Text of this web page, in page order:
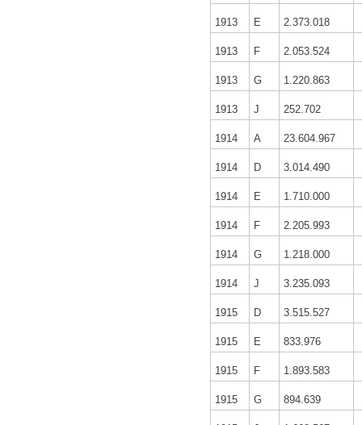
1913 E 2.373.018
1913 F 2.053.524
1913 G 1.220.863
1913 J 252.702
1914 A 23.604.967
1914 D 3.014.490
1914 E 1.710.000
1914 F 2.205.993
1914 G 1.218.000
1914 J 3.235.093
1915 D 3.515.527
1915 E 833.976
1915 F 1.893.583
1915 G 894.639